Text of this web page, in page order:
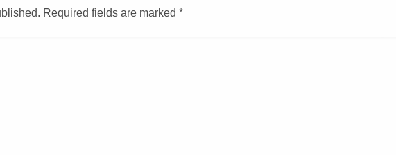
Required fields are marked *